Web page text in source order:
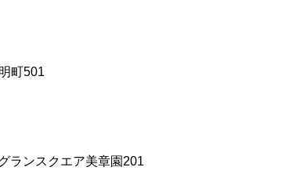
町501
ランスクエア美章園201